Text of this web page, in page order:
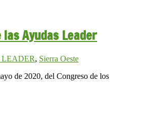
las Ayudas Leader
, Sierra Oeste
de 2020, del Congreso de los